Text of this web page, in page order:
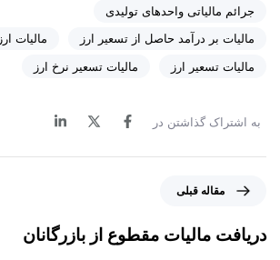
جرائم مالیاتی واحدهای تولیدی
ماليات بر درآمد حاصل از تسعير ارز مالیات ارز
مالیات تسعیر ارز مالیات تسعیر نرخ ارز
به اشتراک گذاشتن در
مقاله قبلی
د‌ریافت مالیات مقطوع از بازرگانان